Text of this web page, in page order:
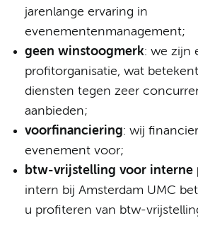
jarenlange ervaring in
evenementenmanagement;
geen winstoogmerk: we zijn
profitorganisatie, wat
diensten tegen zeer
aanbieden;
voorfinanciering: wij
evenement voor;
btw-vrijstelling voor interne
intern bij Amsterdam UMC
u profiteren van btw-